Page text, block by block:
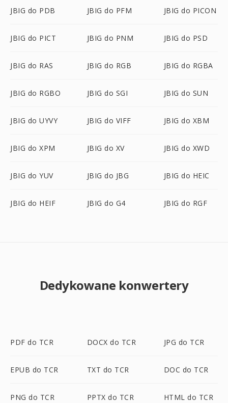
JBIG do PDB JBIG do PFM JBIG do PICON
JBIG do PICT JBIG do PNM JBIG do PSD
JBIG do RAS JBIG do RGB JBIG do RGBA
JBIG do RGBO JBIG do SGI JBIG do SUN
JBIG do UYVY JBIG do VIFF JBIG do XBM
JBIG do XPM JBIG do XV JBIG do XWD
JBIG do YUV JBIG do JBG JBIG do HEIC
JBIG do HEIF JBIG do G4 JBIG do RGF
Dedykowane konwertery
PDF do TCR DOCX do TCR JPG do TCR
EPUB do TCR TXT do TCR DOC do TCR
PNG do TCR PPTX do TCR HTML do TCR